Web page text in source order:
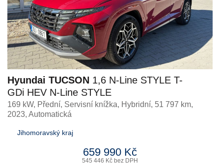
Hyundai TUCSON 1,6 N-Line STYLE T-
GDi HEV N-Line STYLE
169 kW, Přední, Servisní knížka, Hybridní, 51 797 km,
2023, Automatická
Jihomoravský kraj
659 990 Kč
545 446 Kč bez DPH